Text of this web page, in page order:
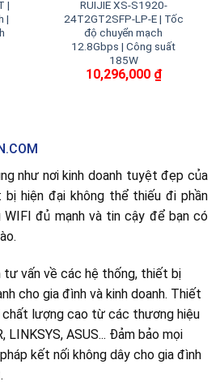
|
|
RUIJIE XS-S1920-
24T2GT2SFP-LP-E | Tốc
độ chuyển mạch
12.8Gbps | Công suất
185W
10,296,000 ₫
như nơi kinh doanh tuyệt đẹp của
hiện đại không thể thiếu đi phần
đủ mạnh và tin cậy để bạn có
tư vấn về các hệ thống, thiết bị
cho gia đình và kinh doanh. Thiết
lượng cao từ các thương hiệu
LINKSYS, ASUS... Đảm bảo mọi
kết nối không dây cho gia đình